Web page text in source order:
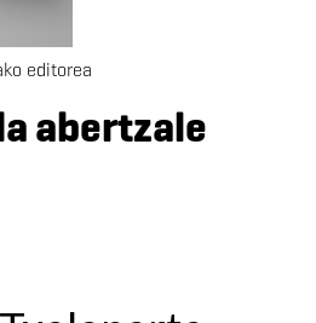
editorea
abertzale